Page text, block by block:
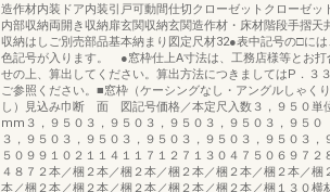
造作材内装ドア内装引戸可動間仕切クローゼットクローゼッ
内部収納両開き収納扉玄関収納玄関造作材・床材階段手摺天
収納はしご別売部品基本納まり図定尺材32●表中記号の□には
色記号が入ります。 ●窓枠仕上A寸法は、工務店様等とお打
せの上、算出してください。算出方法につきましてはP．３
ご参照ください。■窓枠（ケーシングなし・アングルしゃく
し）見込み巾断 面 図記号価格／本定尺入数３，９５０単
mm３，９５０３，９５０３，９５０３，９５０３，９５０
３，９５０３，９５０３，９５０３，９５０３，９５０３，
５０９９１０２１１４１１７１２７１３０４７５０６９７２
４８７２本／梱２本／梱２本／梱２本／梱２本／梱２本／梱
本／梱２本／梱２本／梱２本／梱２本／梱２本／梱１３０横